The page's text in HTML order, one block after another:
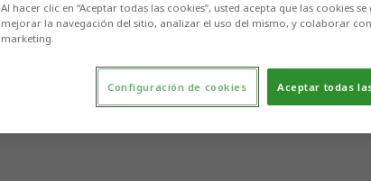
Al hacer clic en “Aceptar todas las cookies”, usted acepta que las cookies
mejorar la navegación del sitio, analizar el uso del mismo, y colaborar
marketing.
Aceptar todas
Configuración de cookies